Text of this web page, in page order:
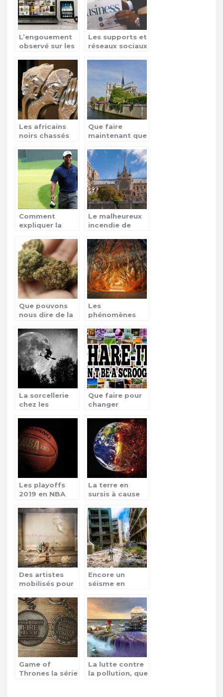
L’engouement
observé sur les
Les supports et
réseaux sociaux
transmission de
l’actualité
quotidienne
Les africains
noirs chassés
Que faire
maintenant que
Notre-Dame de
Paris est brûlée
?
Comment
expliquer la
Tiger Woods au
tournoi
d’Augusta ?
Le malheureux
incendie de
Paris
Que pouvons
nous dire de la
cannabis en
France ?
Les
phénomènes
faut-il en
penser?
La sorcellerie
chez les
Que faire pour
changer
radin ?
Les playoffs
2019 en NBA
La terre en
sursis à cause
catastrophes
Des artistes
mobilisés pour
enfants sans
famille
Encore un
séisme en
Nouvelle-
Guinée!
Game of
Thrones la série
La lutte contre
la pollution, que